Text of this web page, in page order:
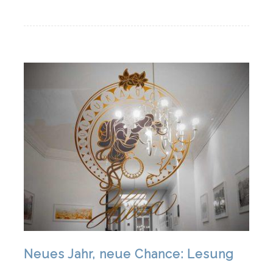
Neues Jahr, neue Chance: Lesung